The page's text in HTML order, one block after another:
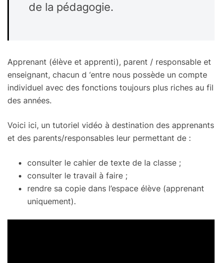
de la pédagogie.
Apprenant (élève et apprenti), parent / responsable et
enseignant, chacun d ‘entre nous possède un compte
individuel avec des fonctions toujours plus riches au fil
des années.
Voici ici, un tutoriel vidéo à destination des apprenants
et des parents/responsables leur permettant de :
consulter le cahier de texte de la classe ;
consulter le travail à faire ;
rendre sa copie dans l’espace élève (apprenant
uniquement).